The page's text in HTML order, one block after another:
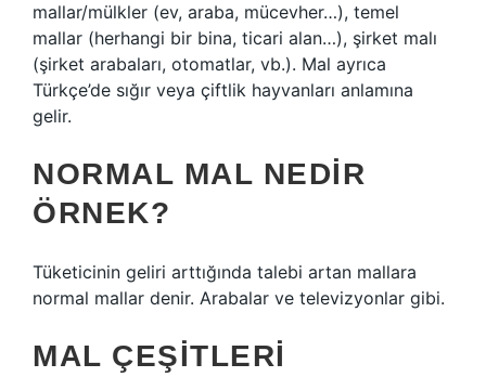
mallar/mülkler (ev, araba, mücevher…), temel
mallar (herhangi bir bina, ticari alan…), şirket malı
(şirket arabaları, otomatlar, vb.). Mal ayrıca
Türkçe’de sığır veya çiftlik hayvanları anlamına
gelir.
NORMAL MAL NEDIR
ÖRNEK?
Tüketicinin geliri arttığında talebi artan mallara
normal mallar denir. Arabalar ve televizyonlar gibi.
MAL ÇEŞITLERI